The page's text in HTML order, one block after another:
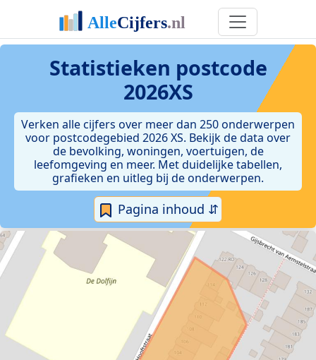
Statistieken postcode
2026XS
Verken alle cijfers over meer dan 250 onderwerpen
voor postcodegebied 2026 XS. Bekijk de data over
de bevolking, woningen, voertuigen, de
leefomgeving en meer. Met duidelijke tabellen,
grafieken en uitleg bij de onderwerpen.
Pagina inhoud ⇵